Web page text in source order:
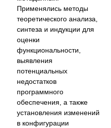
Применялись методы
теоретического анализа,
синтеза и индукции для
оценки
функциональности,
выявления
потенциальных
недостатков
программного
обеспечения, а также
установления изменений
в конфигурации